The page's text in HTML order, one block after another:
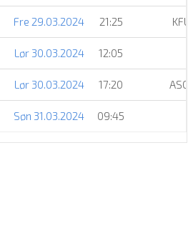
Fre 29.03.2024 21:25
Lør 30.03.2024 12:05
Lør 30.03.2024 17:20
Søn 31.03.2024 09:45